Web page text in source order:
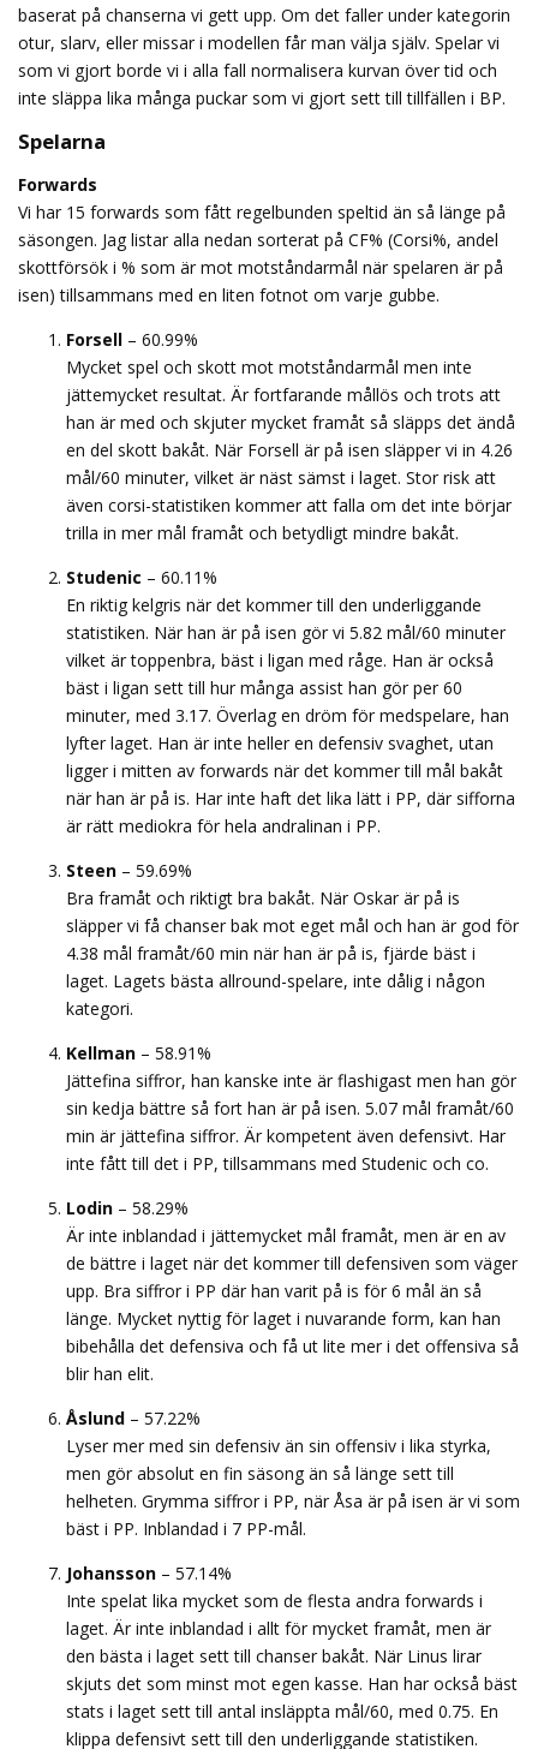
baserat på chanserna vi gett upp. Om det faller under kategorin
otur, slarv, eller missar i modellen får man välja själv. Spelar vi
som vi gjort borde vi i alla fall normalisera kurvan över tid och
inte släppa lika många puckar som vi gjort sett till tillfällen i BP.
Spelarna
Forwards
Vi har 15 forwards som fått regelbunden speltid än så länge på
säsongen. Jag listar alla nedan sorterat på CF% (Corsi%, andel
skottförsök i % som är mot motståndarmål när spelaren är på
isen) tillsammans med en liten fotnot om varje gubbe.
Forsell – 60.99%
Mycket spel och skott mot motståndarmål men inte
jättemycket resultat. Är fortfarande mållös och trots att
han är med och skjuter mycket framåt så släpps det ändå
en del skott bakåt. När Forsell är på isen släpper vi in 4.26
mål/60 minuter, vilket är näst sämst i laget. Stor risk att
även corsi-statistiken kommer att falla om det inte börjar
trilla in mer mål framåt och betydligt mindre bakåt.
Studenic – 60.11%
En riktig kelgris när det kommer till den underliggande
statistiken. När han är på isen gör vi 5.82 mål/60 minuter
vilket är toppenbra, bäst i ligan med råge. Han är också
bäst i ligan sett till hur många assist han gör per 60
minuter, med 3.17. Överlag en dröm för medspelare, han
lyfter laget. Han är inte heller en defensiv svaghet, utan
ligger i mitten av forwards när det kommer till mål bakåt
när han är på is. Har inte haft det lika lätt i PP, där sifforna
är rätt mediokra för hela andralinan i PP.
Steen – 59.69%
Bra framåt och riktigt bra bakåt. När Oskar är på is
släpper vi få chanser bak mot eget mål och han är god för
4.38 mål framåt/60 min när han är på is, fjärde bäst i
laget. Lagets bästa allround-spelare, inte dålig i någon
kategori.
Kellman – 58.91%
Jättefina siffror, han kanske inte är flashigast men han gör
sin kedja bättre så fort han är på isen. 5.07 mål framåt/60
min är jättefina siffror. Är kompetent även defensivt. Har
inte fått till det i PP, tillsammans med Studenic och co.
Lodin – 58.29%
Är inte inblandad i jättemycket mål framåt, men är en av
de bättre i laget när det kommer till defensiven som väger
upp. Bra siffror i PP där han varit på is för 6 mål än så
länge. Mycket nyttig för laget i nuvarande form, kan han
bibehålla det defensiva och få ut lite mer i det offensiva så
blir han elit.
Åslund – 57.22%
Lyser mer med sin defensiv än sin offensiv i lika styrka,
men gör absolut en fin säsong än så länge sett till
helheten. Grymma siffror i PP, när Åsa är på isen är vi som
bäst i PP. Inblandad i 7 PP-mål.
Johansson – 57.14%
Inte spelat lika mycket som de flesta andra forwards i
laget. Är inte inblandad i allt för mycket framåt, men är
den bästa i laget sett till chanser bakåt. När Linus lirar
skjuts det som minst mot egen kasse. Han har också bäst
stats i laget sett till antal insläppta mål/60, med 0.75. En
klippa defensivt sett till den underliggande statistiken.